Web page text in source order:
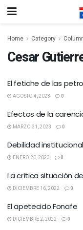
Home Category
Cesar
El fetiche de las
AGOSTO 4, 2023 0
Efectos de la
MARZO 31, 2023 0
Debilidad
ENERO 20, 2023 0
La crítica situación
DICIEMBRE 16, 2022 0
El apetecido Fonafe
DICIEMBRE 2, 2022 0